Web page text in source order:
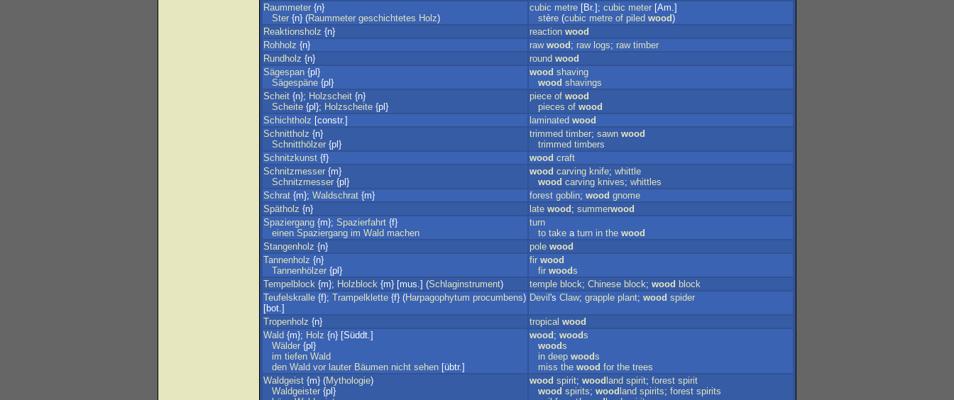
Raummeter {n}
Ster {n} (Raummeter geschichtetes Holz)
cubic metre [Br.]; cubic meter [Am.]
stère (cubic metre of piled wood)
Reaktionsholz {n} reaction wood
Rohholz {n} raw wood ; raw logs; raw timber
Rundholz {n} round wood
Sägespan {pl}
Sägespäne {pl}
wood shaving
wood shavings
Scheit {n}; Holzscheit {n}
Scheite {pl}; Holzscheite {pl}
piece of wood
pieces of wood
Schichtholz [constr.] laminated wood
Schnittholz {n}
Schnitthölzer {pl}
trimmed timber; sawn wood
trimmed timbers
Schnitzkunst {f} wood craft
Schnitzmesser {m}
Schnitzmesser {pl}
wood carving knife; whittle
wood carving knives; whittles
Schrat {m}; Waldschrat {m} forest goblin; wood gnome
Spätholz {n} late wood ; summerwood
Spaziergang {m}; Spazierfahrt {f}
einen Spaziergang im Wald machen
turn
to take a turn in the wood
Stangenholz {n} pole wood
Tannenholz {n}
Tannenhölzer {pl}
fir wood
fir woods
Tempelblock {m}; Holzblock {m} [mus.] (Schlaginstrument) temple block; Chinese block; wood block
Teufelskralle {f}; Trampelklette {f} (Harpagophytum procumbens)
[bot.]
Devil 's Claw; grapple plant; wood spider
Tropenholz {n} tropical wood
Wald {m}; Holz {n} [Süddt.]
Wälder {pl}
im tiefen Wald
den Wald vor lauter Bäumen nicht sehen [übtr.]
wood ; woods
woods
in deep woods
miss the wood for the trees
Waldgeist {m} (Mythologie)
Waldgeister {pl}
wood spirit; wood land spirit; forest spirit
wood spirits; wood land spirits; forest spirits